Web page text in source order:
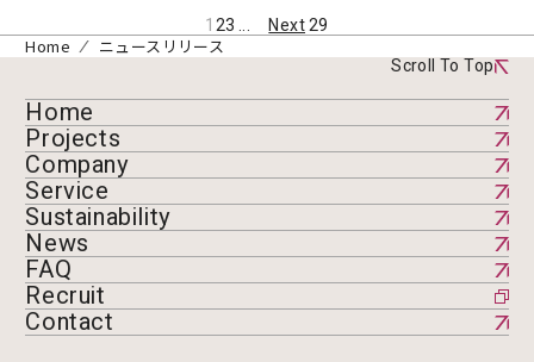
123... Next29
Home ニュースリリース
Scroll To Top
Home
Projects
Company
Service
Sustainability
News
FAQ
Recruit
Contact